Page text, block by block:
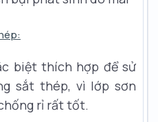
biệt thích hợp để sử
sắt thép, vì lớp sơn
rỉ rất tốt.